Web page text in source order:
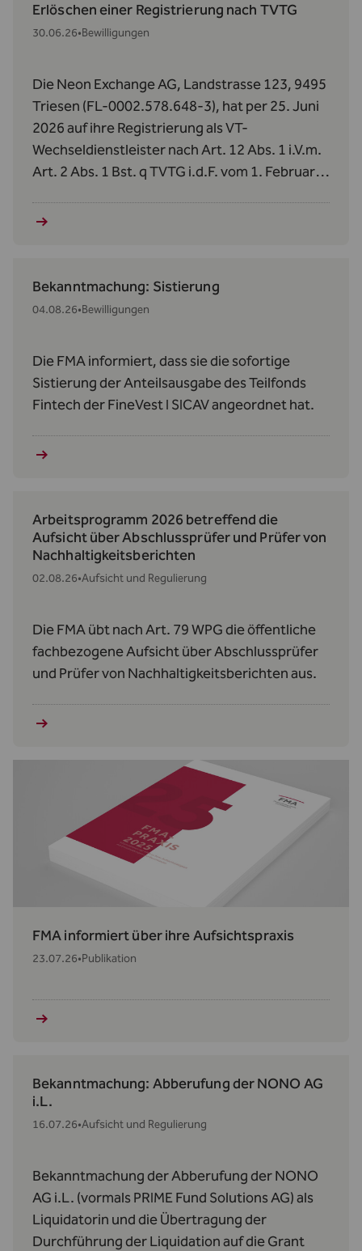
Erlöschen einer Registrierung nach TVTG
30.06.26•Bewilligungen
Die Neon Exchange AG, Landstrasse 123, 9495
Triesen (FL-0002.578.648-3), hat per 25. Juni
2026 auf ihre Registrierung als VT-
Wechseldienstleister nach Art. 12 Abs. 1 i.V.m.
Art. 2 Abs. 1 Bst. q TVTG i.d.F. vom 1. Februar
Bekanntmachung: Sistierung
04.08.26•Bewilligungen
Die FMA informiert, dass sie die sofortige
Sistierung der Anteilsausgabe des Teilfonds
Fintech der FineVest I SICAV angeordnet hat.
Arbeitsprogramm 2026 betreffend die
Aufsicht über Abschlussprüfer und Prüfer von
Nachhaltigkeitsberichten
02.08.26•Aufsicht und Regulierung
Die FMA übt nach Art. 79 WPG die öffentliche
fachbezogene Aufsicht über Abschlussprüfer
und Prüfer von Nachhaltigkeitsberichten aus.
FMA informiert über ihre Aufsichtspraxis
23.07.26•Publikation
Bekanntmachung: Abberufung der NONO AG
i.L.
16.07.26•Aufsicht und Regulierung
Bekanntmachung der Abberufung der NONO
AG i.L. (vormals PRIME Fund Solutions AG) als
Liquidatorin und die Übertragung der
Durchführung der Liquidation auf die Grant